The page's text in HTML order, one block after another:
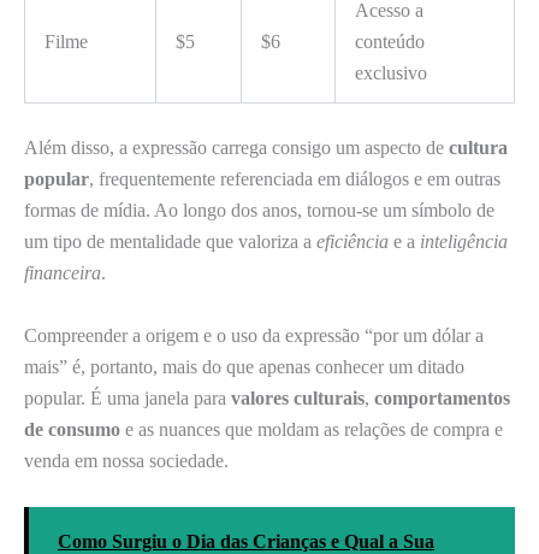
Filme $5 $6
Acesso a
conteúdo
exclusivo
Além disso, a expressão carrega consigo um aspecto de cultura
popular, frequentemente referenciada em diálogos e em outras
formas de mídia. Ao longo dos anos, tornou-se um símbolo de
um tipo de mentalidade que valoriza a eficiência e a inteligência
financeira.
Compreender a origem e o uso da expressão “por um dólar a
mais” é, portanto, mais do que apenas conhecer um ditado
popular. É uma janela para valores culturais, comportamentos
de consumo e as nuances que moldam as relações de compra e
venda em nossa sociedade.
Como Surgiu o Dia das Crianças e Qual a Sua